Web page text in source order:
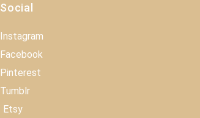
Social
Instagram
Facebook
Pinterest
Tumblr
Etsy